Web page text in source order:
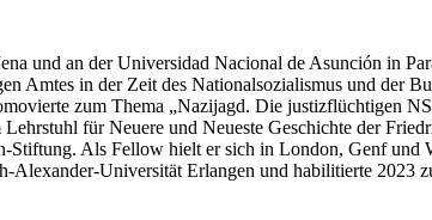
und an der Universidad Nacional de Asunción in
in der Zeit des Nationalsozialismus und der
zum Thema „Nazijagd. Die justizflüchtigen
für Neuere und Neueste Geschichte der
Stiftung. Als Fellow hielt er sich in London, Genf
Universität Erlangen und habilitierte 2023